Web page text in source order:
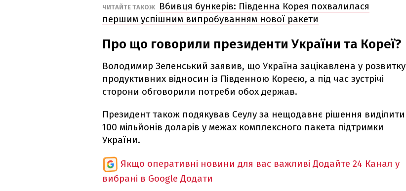
ЧИТАЙТЕ ТАКОЖ
Вбивця бункерів: Південна Корея похвалилася
першим успішним випробуванням нової ракети
Про що говорили президенти України та Кореї?
Володимир Зеленський заявив, що Україна зацікавлена у розвитку
продуктивних відносин із Південною Кореєю, а під час зустрічі
сторони обговорили потреби обох держав.
Президент також подякував Сеулу за нещодавнє рішення виділити
100 мільйонів доларів у межах комплексного пакета підтримки
України.
Якщо оперативні новини для вас важливі Додайте 24 Канал у
вибрані в Google Додати